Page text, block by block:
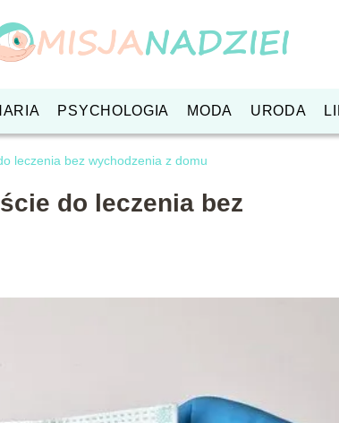
PSYCHOLOGIA MODA URODA
leczenia bez wychodzenia z domu
do leczenia bez